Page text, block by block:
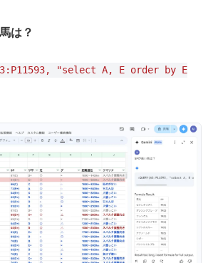
は？
"select A, E order by E